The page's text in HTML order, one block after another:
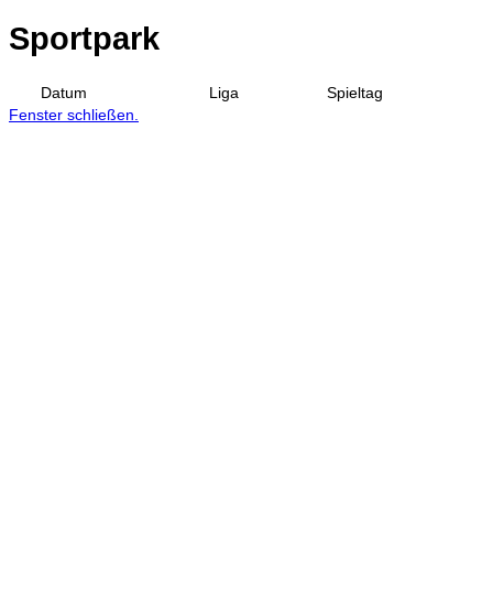
Sportpark
Datum Liga
Spieltag
Fenster schließen.